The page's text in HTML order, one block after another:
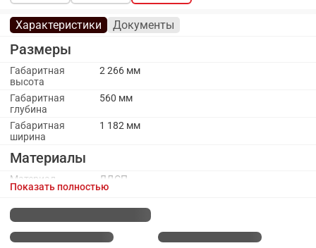
Характеристики Документы
Размеры
Габаритная
высота
2 266 мм
Габаритная
глубина
560 мм
Габаритная
ширина
1 182 мм
Материалы
Материал
каркаса
ЛДСП
Материал
фасада
МДФ, Зеркало
Каркас
Показать полностью